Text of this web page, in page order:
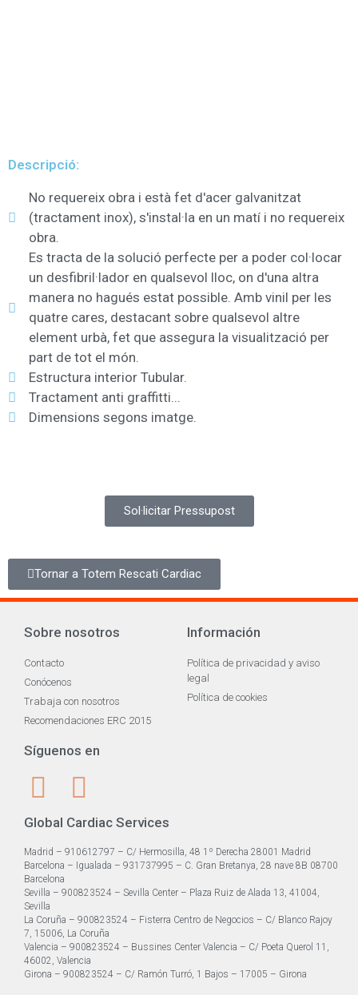
Descripció:
No requereix obra i està fet d'acer galvanitzat
(tractament inox), s'instal·la en un matí i no requereix
obra.
Es tracta de la solució perfecte per a poder col·locar
un desfibril·lador en qualsevol lloc, on d'una altra
manera no hagués estat possible. Amb vinil per les
quatre cares, destacant sobre qualsevol altre
element urbà, fet que assegura la visualització per
part de tot el món.
Estructura interior Tubular.
Tractament anti graffitti...
Dimensions segons imatge.
Sol·licitar Pressupost
Tornar a Totem Rescati Cardiac
Sobre nosotros
Contacto
Conócenos
Trabaja con nosotros
Recomendaciones ERC 2015
Información
Política de privacidad y aviso
legal
Política de cookies
Síguenos en
Global Cardiac Services
Madrid – 910612797 – C/ Hermosilla, 48 1º Derecha 28001 Madrid
Barcelona – Igualada – 931737995 – C. Gran Bretanya, 28 nave 8B 08700
Barcelona
Sevilla – 900823524 – Sevilla Center – Plaza Ruiz de Alada 13, 41004,
Sevilla
La Coruña – 900823524 – Fisterra Centro de Negocios – C/ Blanco Rajoy
7, 15006, La Coruña
Valencia – 900823524 – Bussines Center Valencia – C/ Poeta Querol 11,
46002, Valencia
Girona – 900823524 – C/ Ramón Turró, 1 Bajos – 17005 – Girona